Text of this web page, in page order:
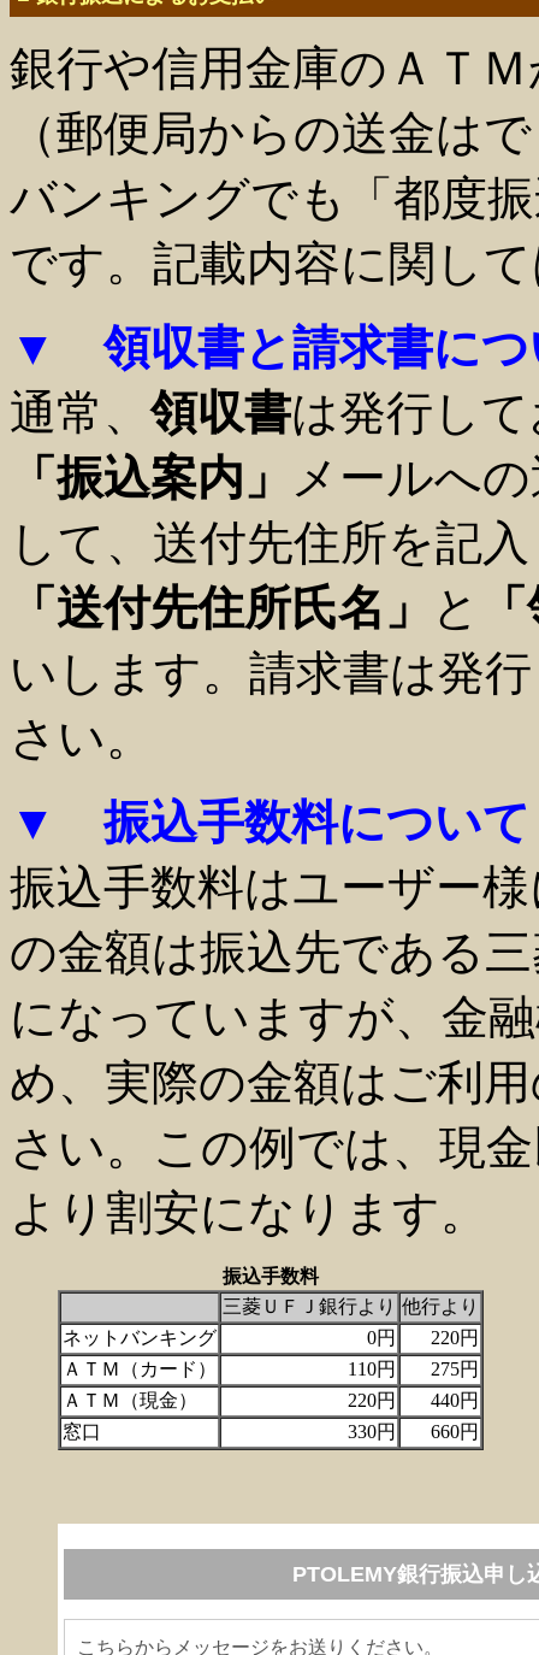
銀行や信用金庫のＡＴ
（郵便局からの送金は
バンキングでも「都度
です。記載内容に関し
▼ 領収書と請求書につ
通常、領収書は発行し
「振込案内」
メールへ
して、送付先住所を記
「送付先住所氏名」
と
いします。請求書は発
さい。
▼ 振込手数料について
振込手数料はユーザー
の金額は振込先である
になっていますが、金
め、実際の金額はご利
さい。この例では、現
より割安になります。
振込手数料
三菱ＵＦＪ銀行より 他行より
ネットバンキング
0円
220円
ＡＴＭ（カード）
110円
275円
ＡＴＭ（現金）
220円
440円
窓口
330円 660円